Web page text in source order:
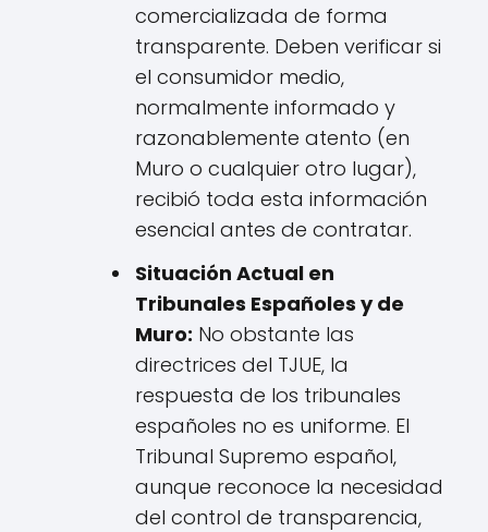
comercializada de forma
transparente. Deben verificar si
el consumidor medio,
normalmente informado y
razonablemente atento (en
Muro o cualquier otro lugar),
recibió toda esta información
esencial antes de contratar.
Situación Actual en
Tribunales Españoles y de
Muro: No obstante las
directrices del TJUE, la
respuesta de los tribunales
españoles no es uniforme. El
Tribunal Supremo español,
aunque reconoce la necesidad
del control de transparencia,